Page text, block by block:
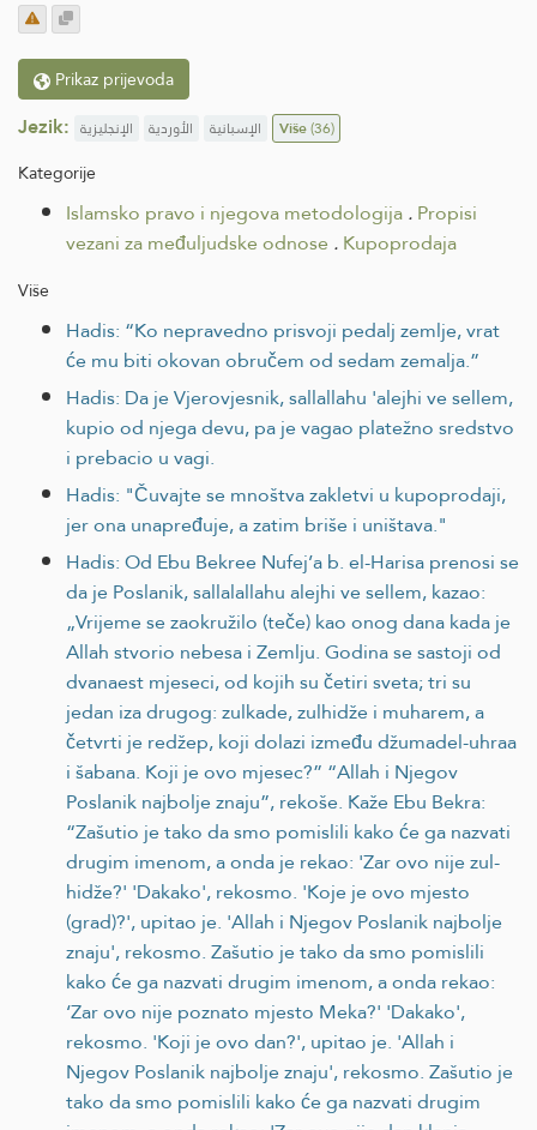
Prikaz prijevoda
Jezik: الإنجليزية الأوردية الإسبانية Više(36)
Kategorije
Islamsko pravo i njegova metodologija.Propisi
vezani za međuljudske odnose .Kupoprodaja
Više
Hadis: “Ko nepravedno prisvoji pedalj zemlje, vrat
će mu biti okovan obručem od sedam zemalja.”
Hadis: Da je Vjerovjesnik, sallallahu 'alejhi ve sellem,
kupio od njega devu, pa je vagao platežno sredstvo
i prebacio u vagi.
Hadis: "Čuvajte se mnoštva zakletvi u kupoprodaji,
jer ona unapređuje, a zatim briše i uništava."
Hadis: Od Ebu Bekree Nufej’a b. el-Harisa prenosi se
da je Poslanik, sallalallahu alejhi ve sellem, kazao:
„Vrijeme se zaokružilo (teče) kao onog dana kada je
Allah stvorio nebesa i Zemlju. Godina se sastoji od
dvanaest mjeseci, od kojih su četiri sveta; tri su
jedan iza drugog: zulkade, zulhidže i muharem, a
četvrti je redžep, koji dolazi između džumadel-uhraa
i šabana. Koji je ovo mjesec?” “Allah i Njegov
Poslanik najbolje znaju”, rekoše. Kaže Ebu Bekra:
“Zašutio je tako da smo pomislili kako će ga nazvati
drugim imenom, a onda je rekao: 'Zar ovo nije zul-
hidže?' 'Dakako', rekosmo. 'Koje je ovo mjesto
(grad)?', upitao je. 'Allah i Njegov Poslanik najbolje
znaju', rekosmo. Zašutio je tako da smo pomislili
kako će ga nazvati drugim imenom, a onda rekao:
‘Zar ovo nije poznato mjesto Meka?' 'Dakako',
rekosmo. 'Koji je ovo dan?', upitao je. 'Allah i
Njegov Poslanik najbolje znaju', rekosmo. Zašutio je
tako da smo pomislili kako će ga nazvati drugim